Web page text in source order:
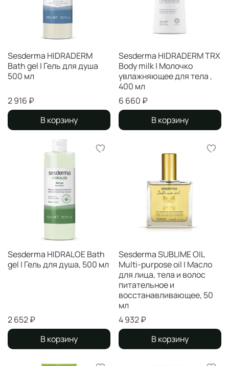
Sesderma HIDRADERM
Bath gel | Гель для душа
500 мл
2 916 ₽
В корзину
Sesderma HIDRADERM TRX
Body milk | Молочко
увлажняющее для тела ,
400 мл
6 660 ₽
В корзину
Sesderma HIDRALOE Bath
gel | Гель для душа, 500 мл
2 652 ₽
В корзину
Sesderma SUBLIME OIL
Multi-purpose oil | Масло
для лица, тела и волос
питательное и
восстанавливающее, 50
мл
4 932 ₽
В корзину